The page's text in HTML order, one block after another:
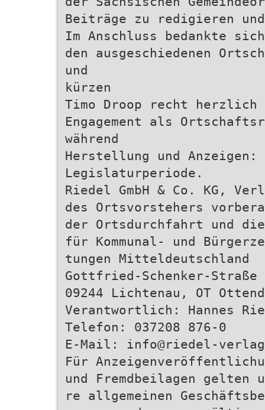
Beiträge zu redigieren
Im Anschluss bedankte
den ausgeschiedenen
und
kürzen
Timo Droop recht
Engagement als
während
Herstellung und
Legislaturperiode.
Riedel GmbH & Co. KG,
des Ortsvorstehers
der Ortsdurchfahrt und die
für Kommunal- und
tungen Mitteldeutschland
Gottfried-Schenker-Straße
09244 Lichtenau, OT
Verantwortlich: Hannes
Telefon: 037208 876-0
E-Mail: info@riedel-
Für
und Fremdbeilagen gelten
re allgemeinen